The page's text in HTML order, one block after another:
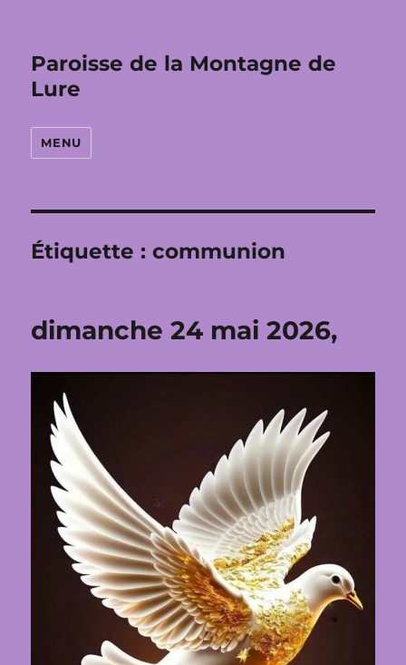
Paroisse de la Montagne de
Lure
MENU
Étiquette :communion
dimanche 24 mai 2026,